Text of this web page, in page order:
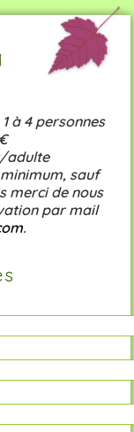
à 4 personnes
adulte
sauf
merci de nous
par mail
.